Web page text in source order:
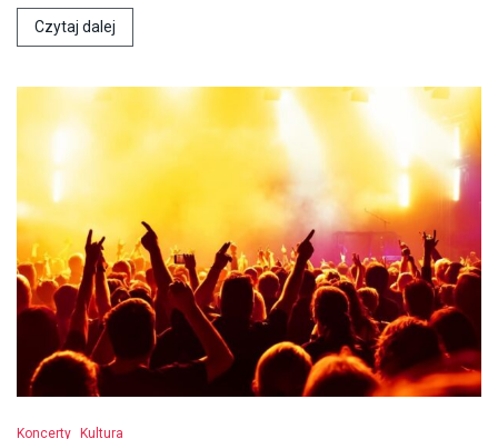
Czytaj dalej
Koncerty Kultura